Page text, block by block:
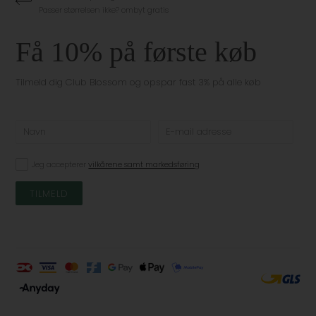
Passer størrelsen ikke? ombyt gratis
Få 10% på første køb
Tilmeld dig Club Blossom og opspar fast 3% på alle køb
Jeg accepterervilkårene samt markedsføring